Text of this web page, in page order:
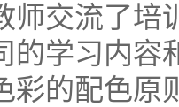
师交流了培
的学习内容
彩的配色原